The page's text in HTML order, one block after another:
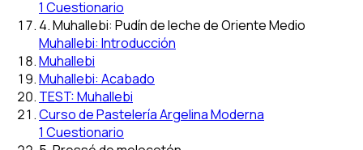
1 Cuestionario
4. Muhallebi: Pudín de leche de Oriente Medio
Muhallebi: Introducción
Muhallebi
Muhallebi: Acabado
TEST: Muhallebi
Curso de Pastelería Argelina Moderna
1 Cuestionario